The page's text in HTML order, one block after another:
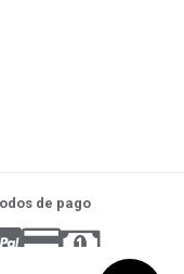
de pago